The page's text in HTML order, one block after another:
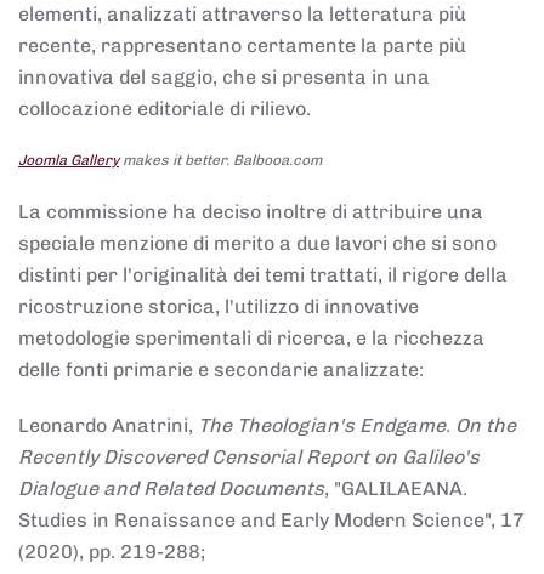
elementi, analizzati attraverso la letteratura più
recente, rappresentano certamente la parte più
innovativa del saggio, che si presenta in una
collocazione editoriale di rilievo.
Joomla Gallerymakes it better. Balbooa.com
La commissione ha deciso inoltre di attribuire una
speciale menzione di merito a due lavori che si sono
distinti per l'originalità dei temi trattati, il rigore della
ricostruzione storica, l'utilizzo di innovative
metodologie sperimentali di ricerca, e la ricchezza
delle fonti primarie e secondarie analizzate:
Leonardo Anatrini, The Theologian's Endgame. On the
Recently Discovered Censorial Report on Galileo's
Dialogue and Related Documents, "GALILAEANA.
Studies in Renaissance and Early Modern Science", 17
(2020), pp. 219-288;